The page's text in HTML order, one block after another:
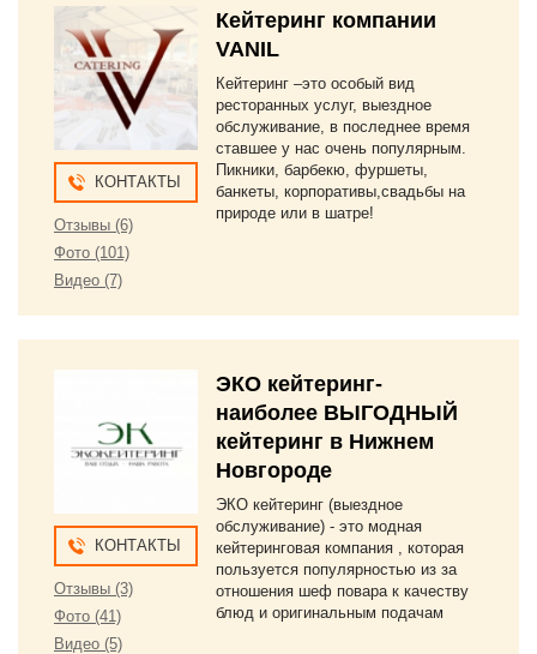
КОНТАКТЫ
Отзывы (6)
Фото (101)
Видео (7)
Кейтеринг компании
VANIL
Кейтеринг –это особый вид
ресторанных услуг, выездное
обслуживание, в последнее время
ставшее у нас очень популярным.
Пикники, барбекю, фуршеты,
банкеты, корпоративы,свадьбы на
природе или в шатре!
КОНТАКТЫ
Отзывы (3)
Фото (41)
Видео (5)
ЭКО кейтеринг-
наиболее ВЫГОДНЫЙ
кейтеринг в Нижнем
Новгороде
ЭКО кейтеринг (выездное
обслуживание) - это модная
кейтеринговая компания , которая
пользуется популярностью из за
отношения шеф повара к качеству
блюд и оригинальным подачам